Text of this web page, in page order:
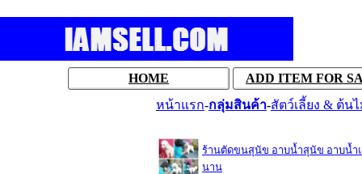
HOME
ADD ITEM FOR
หน้าแรก-กลุ่มสินค้า-สัตว์เลี้ยง & ต้น
ร้านตัดขนสุนัข อาบน้ำสุนัข อาบน้
นาน